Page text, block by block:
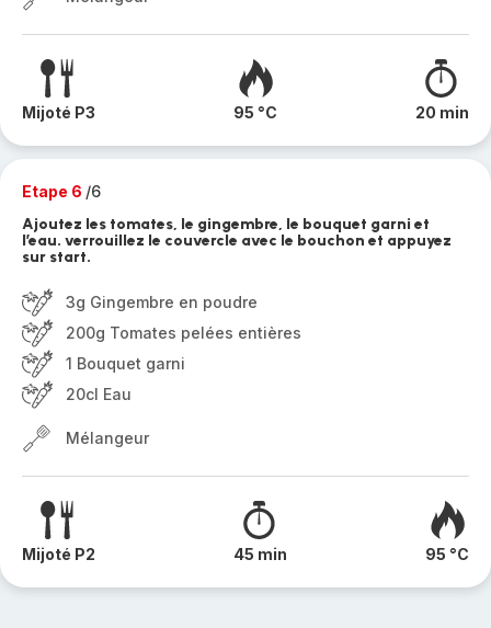
Mijoté P3 95 °C 20 min
Etape 6 /6
Ajoutez les tomates, le gingembre, le bouquet garni et
l’eau. verrouillez le couvercle avec le bouchon et appuyez
sur start.
3g Gingembre en poudre
200g Tomates pelées entières
1 Bouquet garni
20cl Eau
Mélangeur
Mijoté P2 45 min 95 °C